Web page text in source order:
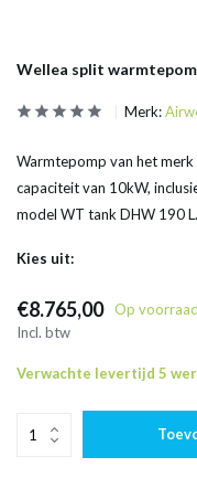
Wellea split
Merk:
Warmtepomp van het
capaciteit van 10kW,
model WT tank DHW 190 L.
Kies uit:
€8.765,00
Op voorraad
Incl. btw
Verwachte levertijd 5